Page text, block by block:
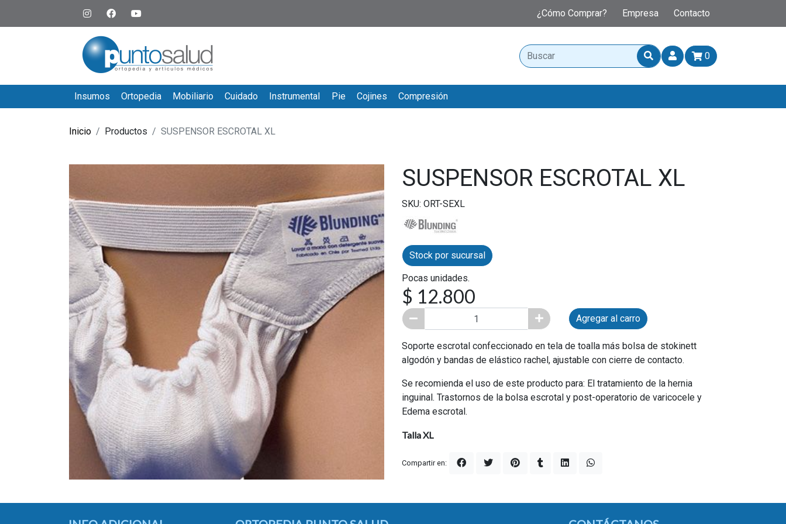
¿Cómo Comprar? Empresa Contacto
0
Insumos Ortopedia Mobiliario Cuidado Instrumental Pie Cojines Compresión
Inicio Productos SUSPENSOR ESCROTAL XL
SUSPENSOR ESCROTAL XL
SKU: ORT-SEXL
Stock por sucursal
Pocas unidades.
$ 12.800
Agregar al carro
Soporte escrotal confeccionado en tela de toalla más bolsa de stokinett
algodón y bandas de elástico rachel, ajustable con cierre de contacto.
Se recomienda el uso de este producto para: El tratamiento de la hernia
inguinal. Trastornos de la bolsa escrotal y post-operatorio de varicocele y
Edema escrotal.
Talla XL
Compartir en: